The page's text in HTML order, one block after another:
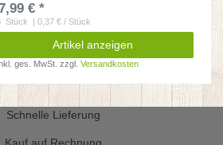
€ *
Stück | 0,37 € / Stück
Artikel anzeigen
ges. MwSt. zzgl.Versandkosten
Schnelle Lieferung